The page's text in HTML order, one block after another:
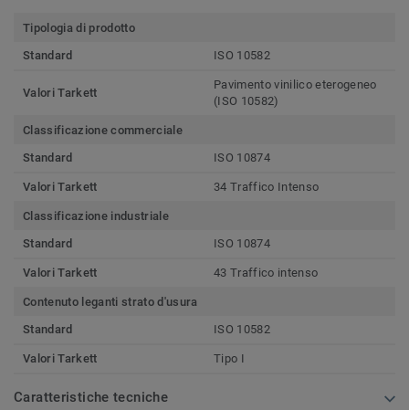
Tipologia di prodotto
Standard
ISO 10582
Valori Tarkett
Pavimento vinilico eterogeneo
(ISO 10582)
Classificazione commerciale
Standard
ISO 10874
Valori Tarkett 34 Traffico Intenso
Classificazione industriale
Standard
ISO 10874
Valori Tarkett 43 Traffico intenso
Contenuto leganti strato d'usura
Standard
ISO 10582
Valori Tarkett Tipo I
Caratteristiche tecniche